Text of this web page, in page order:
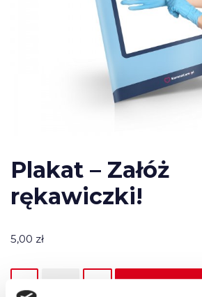
Plakat – Załóż
rękawiczki!
5,00 zł